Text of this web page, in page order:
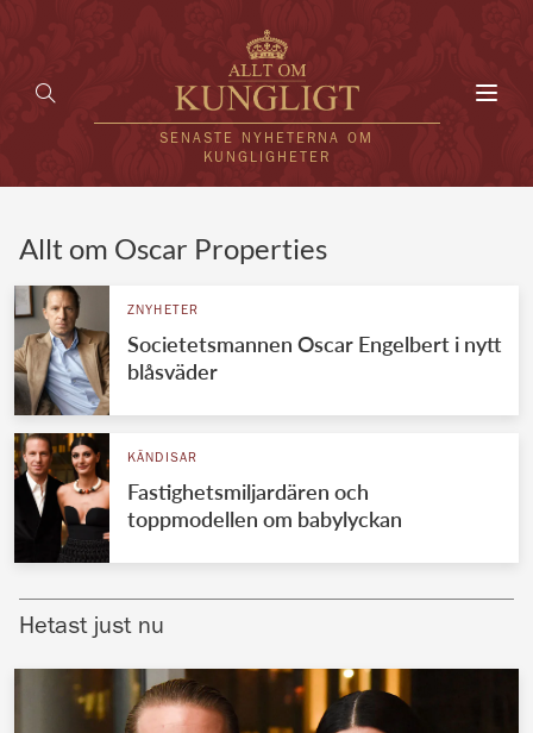
SENASTE NYHETERNA OM
KUNGLIGHETER
UTLÄNDSKT
VÄRLDENS KUNGAHUS
Svenska kungahuset
Brittiska kungahuset
Nederländska kungahuset
REDAKTION
Allt om Oscar Properties
ZNYHETER
Societetsmannen Oscar Engelbert i nytt
blåsväder
KÄNDISAR
Fastighetsmiljardären och
toppmodellen om babylyckan
Hetast just nu